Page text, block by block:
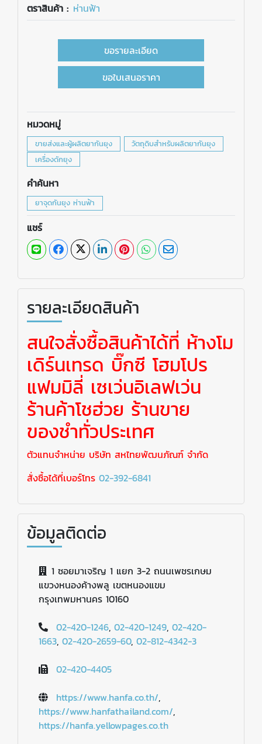
ตราสินค้า : ห่านฟ้า
ขอรายละเอียด
ขอใบเสนอราคา
หมวดหมู่
ขายส่งและผู้ผลิตยากันยุง
วัตถุดิบสำหรับผลิตยากันยุง
เครื่องดักยุง
คำค้นหา
ยาจุดกันยุง ห่านฟ้า
แชร์
รายละเอียดสินค้า
สนใจสั่งซื้อสินค้าได้ที่ ห้างโม
เดิร์นเทรด บิ๊กซี โฮมโปร
แฟมมิลี่ เซเว่นอิเลฟเว่น
ร้านค้าโชฮ่วย ร้านขาย
ของชำทั่วประเทศ
ตัวแทนจำหน่าย บริษัท สหไทยพัฒนภัณฑ์ จำกัด
สั่งซื้อได้ที่เบอร์โทร 02-392-6841
ข้อมูลติดต่อ
1 ซอยมาเจริญ 1 แยก 3-2 ถนนเพชรเกษม
แขวงหนองค้างพลู เขตหนองแขม
กรุงเทพมหานคร 10160
02-420-1246, 02-420-1249, 02-420-
1663, 02-420-2659-60, 02-812-4342-3
02-420-4405
https://www.hanfa.co.th/,
https://www.hanfathailand.com/,
https://hanfa.yellowpages.co.th